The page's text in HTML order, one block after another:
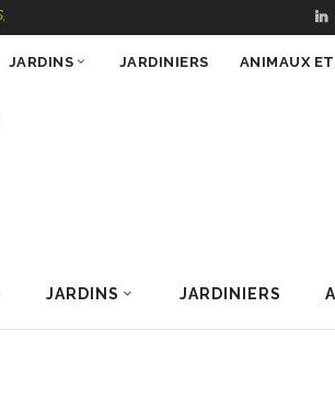
– 100 % Nature
JARDINS JARDINIERS
JARDINS JARDINIERS ANIMAUX